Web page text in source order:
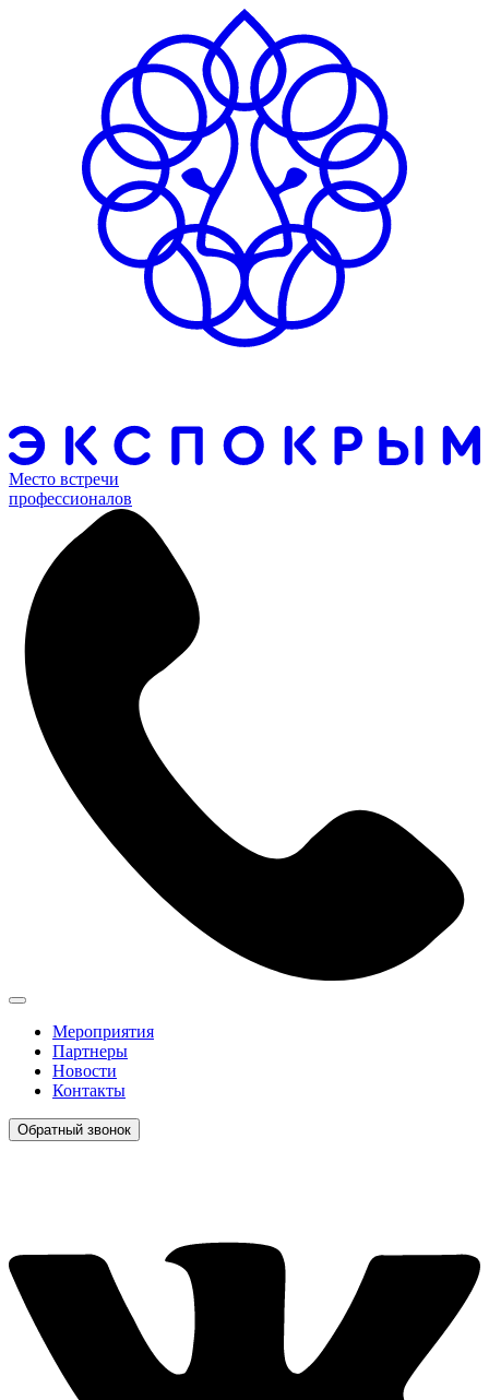
Место встречи
профессионалов
Мероприятия
Партнеры
Новости
Контакты
Обратный звонок